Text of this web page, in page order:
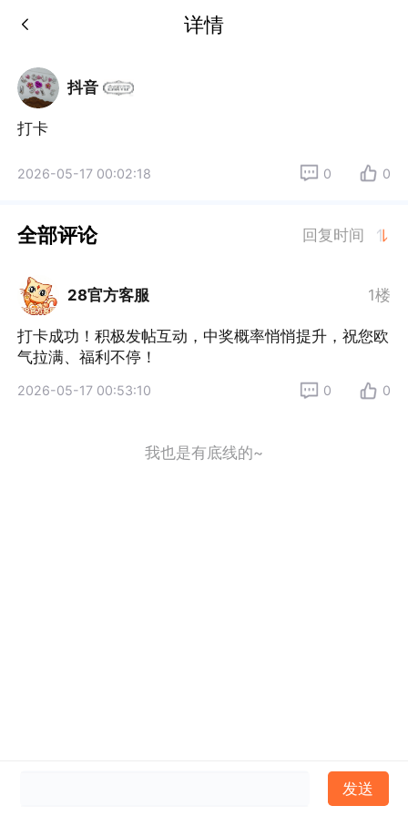
详情
抖音
打卡
2026-05-17 00:02:18 0 0
全部评论 回复时间
28官方客服 1楼
打卡成功！积极发帖互动，中奖概率悄悄提升，祝您欧
气拉满、福利不停！
2026-05-17 00:53:10 0 0
我也是有底线的~
发送